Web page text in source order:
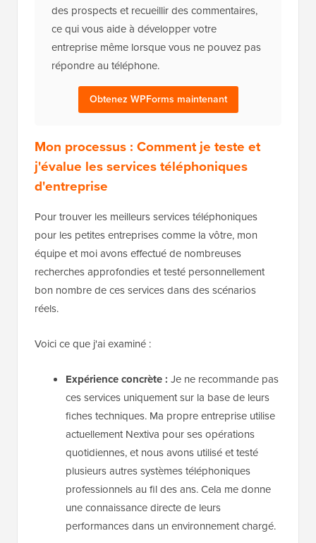
des prospects et recueillir des commentaires,
ce qui vous aide à développer votre
entreprise même lorsque vous ne pouvez pas
répondre au téléphone.
Obtenez WPForms maintenant
Mon processus : Comment je teste et
j'évalue les services téléphoniques
d'entreprise
Pour trouver les meilleurs services téléphoniques
pour les petites entreprises comme la vôtre, mon
équipe et moi avons effectué de nombreuses
recherches approfondies et testé personnellement
bon nombre de ces services dans des scénarios
réels.
Voici ce que j'ai examiné :
Expérience concrète : Je ne recommande pas
ces services uniquement sur la base de leurs
fiches techniques. Ma propre entreprise utilise
actuellement Nextiva pour ses opérations
quotidiennes, et nous avons utilisé et testé
plusieurs autres systèmes téléphoniques
professionnels au fil des ans. Cela me donne
une connaissance directe de leurs
performances dans un environnement chargé.